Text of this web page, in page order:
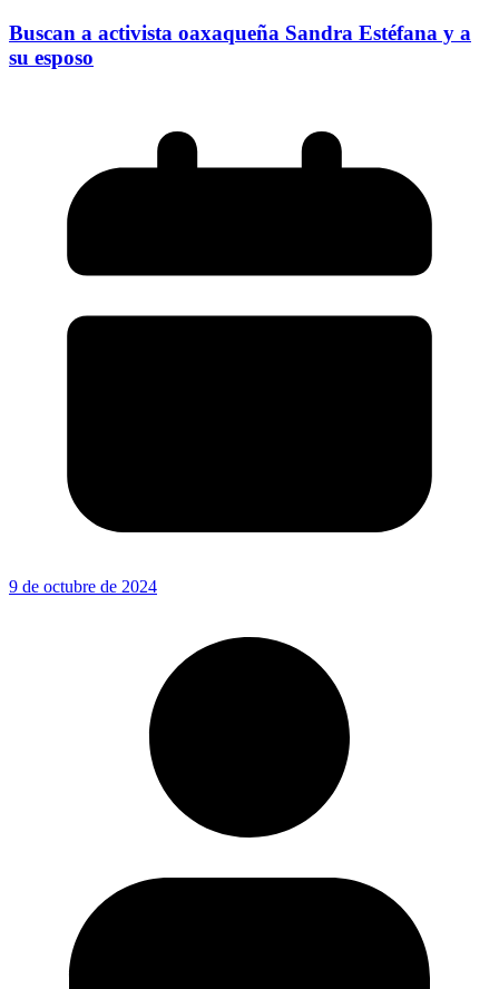
Buscan a activista oaxaqueña Sandra Estéfana y a
su esposo
9 de octubre de 2024